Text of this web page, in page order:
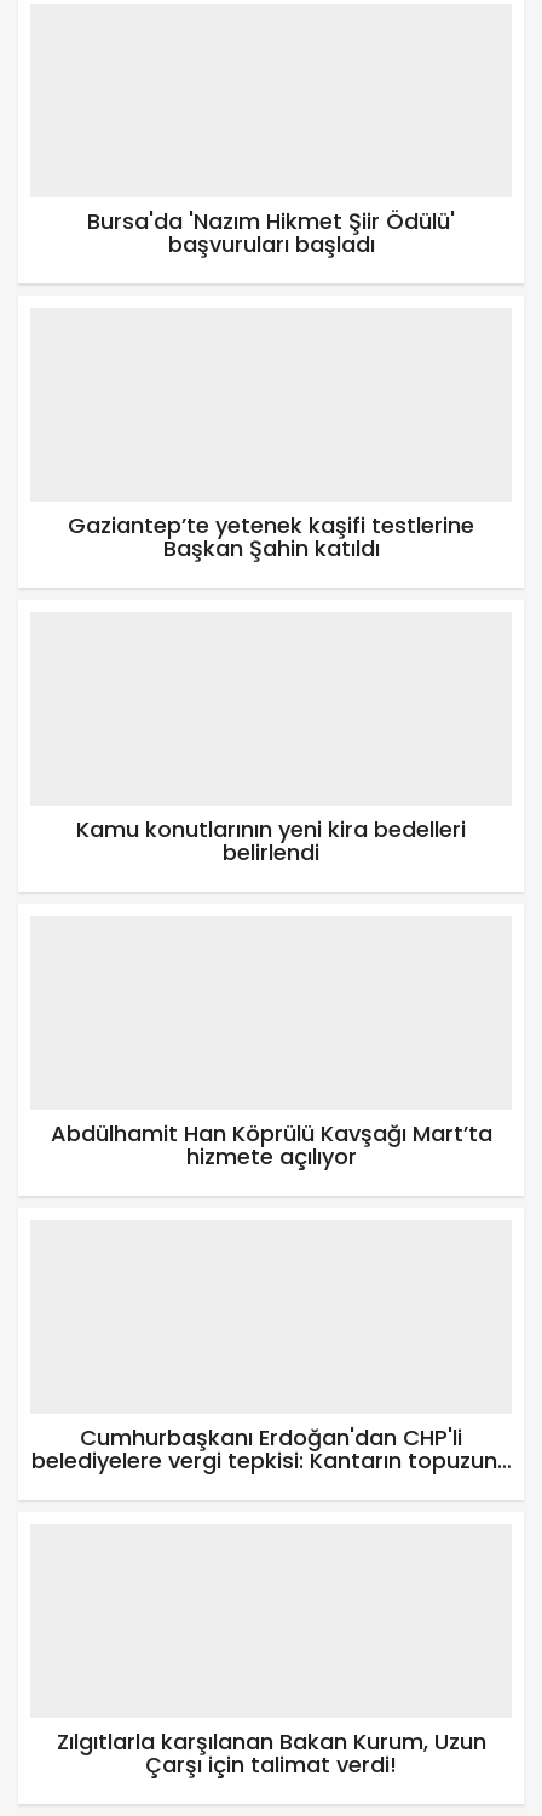
Bursa'da 'Nazım Hikmet Şiir Ödülü'
başvuruları başladı
Gaziantep’te yetenek kaşifi testlerine
Başkan Şahin katıldı
Kamu konutlarının yeni kira bedelleri
belirlendi
Abdülhamit Han Köprülü Kavşağı Mart’ta
hizmete açılıyor
Cumhurbaşkanı Erdoğan'dan CHP'li
belediyelere vergi tepkisi: Kantarın topuzunu
kaçırdılar
Zılgıtlarla karşılanan Bakan Kurum, Uzun
Çarşı için talimat verdi!